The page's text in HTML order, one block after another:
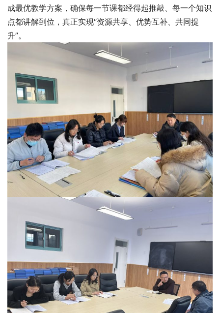
成最优教学方案，确保每一节课都经得起推敲、每一个知识
点都讲解到位，真正实现“资源共享、优势互补、共同提
升”。